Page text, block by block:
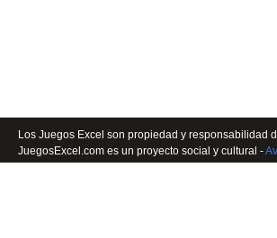
Los Juegos Excel son propiedad y responsabilidad
JuegosExcel.com es un proyecto social y cultural -